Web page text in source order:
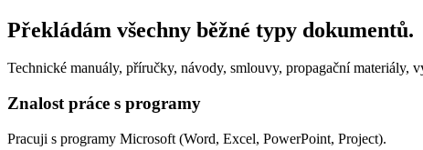
Překládám všechny běžné typy dokumentů.
Technické manuály, příručky, návody, smlouvy, propagační
Znalost práce s programy
Pracuji s programy Microsoft (Word, Excel, PowerPoint, Project).